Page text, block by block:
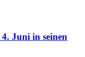
Juni in seinen